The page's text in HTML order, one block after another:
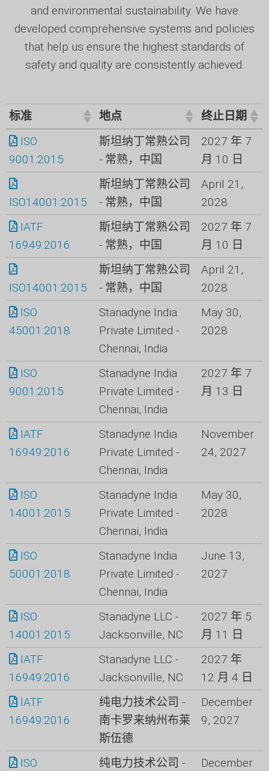
and environmental sustainability. We have
developed comprehensive systems and policies
that help us ensure the highest standards of
safety and quality are consistently achieved.
标准 地点
终止日期
标准
地点 终止日期
ISO
9001:2015
斯坦纳丁常熟公司
- 常熟，中国
2027 年 7
月 10 日
ISO14001:2015
斯坦纳丁常熟公司
- 常熟，中国
April 21,
2028
IATF
16949:2016
斯坦纳丁常熟公司
- 常熟，中国
2027 年 7
月 10 日
ISO14001:2015
斯坦纳丁常熟公司
- 常熟，中国
April 21,
2028
ISO
45001:2018
Stanadyne India
Private Limited -
Chennai, India
May 30,
2028
ISO
9001:2015
Stanadyne India
Private Limited -
Chennai, India
2027 年 7
月 13 日
IATF
16949:2016
Stanadyne India
Private Limited -
Chennai, India
November
24, 2027
ISO
14001:2015
Stanadyne India
Private Limited -
Chennai, India
May 30,
2028
ISO
50001:2018
Stanadyne India
Private Limited -
Chennai, India
June 13,
2027
ISO
14001:2015
Stanadyne LLC -
Jacksonville, NC
2027 年 5
月 11 日
IATF
16949:2016
Stanadyne LLC -
Jacksonville, NC
2027 年
12 月 4 日
IATF
16949:2016
纯电力技术公司 -
南卡罗来纳州布莱
斯伍德
December
9, 2027
ISO
纯电力技术公司 -
December